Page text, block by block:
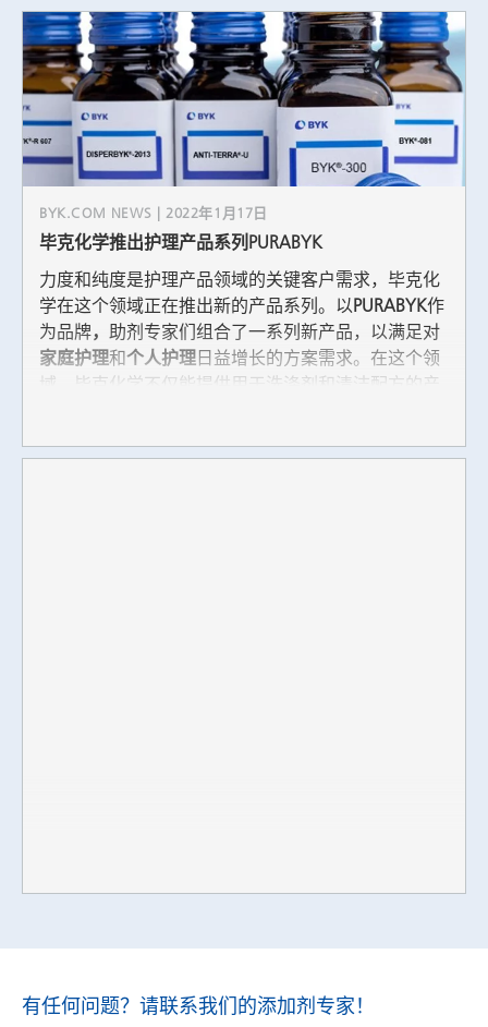
microscopy-tem, retrieved on 14.09.2022.
[11]
https://www.leifiphysik.de/quantenphysik/quantenobjekt-
elektron/ausblick/transmissions-elektronen-mikroskop-tem,
retrieved on 14.09.2022.
[12] G. Binnig, C.F. Quate, Atomic Force Microscope,
Physical Review Letters, 1986; 56(9); 930-934.
BYK.COM NEWS | 2022年1月17日
毕克化学推出护理产品系列PURABYK
力度和纯度是护理产品领域的关键客户需求，毕克化
学在这个领域正在推出新的产品系列。以PURABYK作
为品牌， 助剂专家们组合了一系列新产品，以满足对
家庭护理和个人护理日益增长的方案需求。在这个领
域，毕克化学不仅能提供用于洗涤剂和清洁配方的产
有任何问题？请联系我们的添加剂专家！